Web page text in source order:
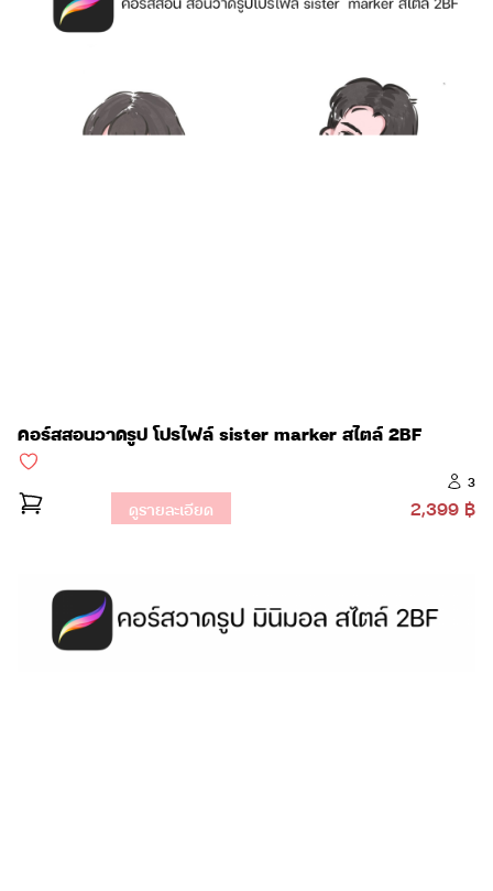
คอร์สสอนวาดรูป โปรไฟล์ sister marker สไตล์ 2BF
3
ดูรายละเอียด 2,399 ฿